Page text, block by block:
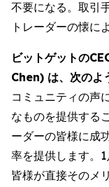
不要になる。取引
トレーダーの懐に
ビットゲットの
Chen) は、次のよ
コミュニティの声
なものを提供する
ーダーの皆様に成
率を提供します。1
皆様が直接そのメ